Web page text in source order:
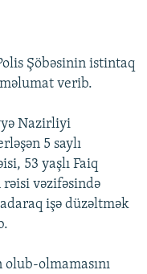
Şöbəsinin istintaq
verib.
Nazirliyi
5 saylı
53 yaşlı Faiq
rəisi vəzifəsində
işə düzəltmək
olmamasını